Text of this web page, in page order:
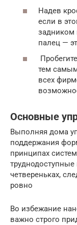
Надев
если в
задником
палец —
тем
всех
Основные
Выполняя дома
поддержания
принципах
четвереньках,
ровно
Во избежание
важно строго